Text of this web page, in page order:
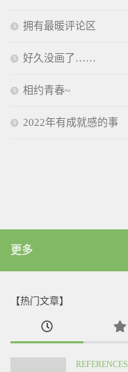
拥有最暖评论区
好久没画了……
相约青春~
2022年有成就感的事
更多
【热门文章】
REFERENCES